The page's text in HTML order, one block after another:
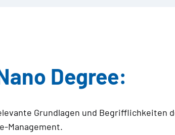
Degree:
Grundlagen und Begrifflichkeiten
Management.